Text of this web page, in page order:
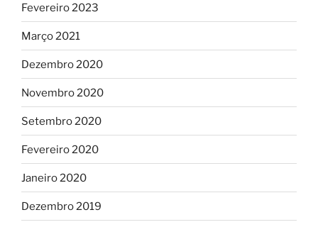
Fevereiro 2023
Março 2021
Dezembro 2020
Novembro 2020
Setembro 2020
Fevereiro 2020
Janeiro 2020
Dezembro 2019